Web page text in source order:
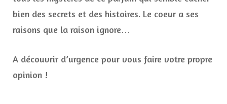
bien des secrets et des histoires. Le coeur a ses
raisons que la raison ignore…
A découvrir d’urgence pour vous faire votre propre
opinion !